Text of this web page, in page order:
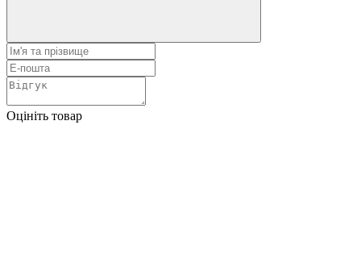
Оцініть товар